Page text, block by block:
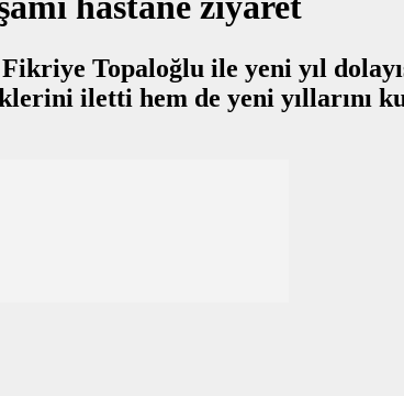
Topaloğlu ile yeni yıl
iletti hem de yeni yıllarını